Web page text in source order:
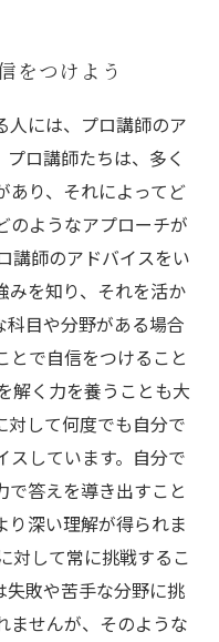
をつけよう
人には、プロ講師のア
ロ講師たちは、多く
あり、それによってど
のようなアプローチが
講師のアドバイスをい
みを知り、それを活か
科目や分野がある場合
とで自信をつけること
解く力を養うことも大
対して何度でも自分で
スしています。自分で
で答えを導き出すこと
り深い理解が得られま
対して常に挑戦するこ
失敗や苦手な分野に挑
ませんが、そのような